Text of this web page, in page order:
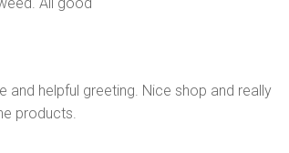
and helpful greeting. Nice shop and really
products.